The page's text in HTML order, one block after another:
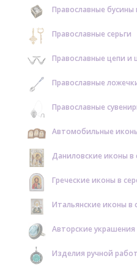
Православные
Православные серьги
Православные цепи и
Православные
Православные
Автомобильные
Даниловские иконы в
Греческие иконы в
Итальянские иконы в
Авторские
Изделия ручной